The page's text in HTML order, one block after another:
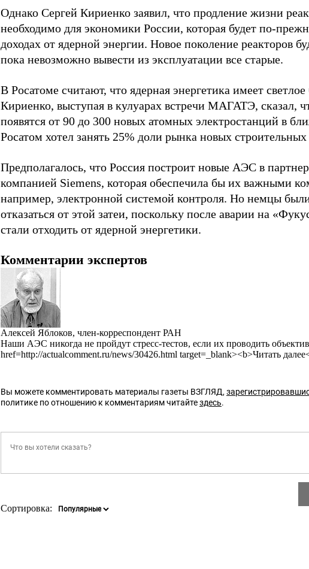
Однако Сергей Кириенко заявил, что продление жизни
необходимо для экономики России, которая будет по-
доходах от ядерной энергии. Новое поколение реакторов
пока невозможно вывести из эксплуатации все старые.
В Росатоме считают, что ядерная энергетика имеет
Кириенко, выступая в кулуарах встречи МАГАТЭ, сказал,
появятся от 90 до 300 новых атомных электростанций в
Росатом хотел занять 25% доли рынка новых строительных
Предполагалось, что Россия построит новые АЭС в
компанией Siemens, которая обеспечила бы их важными
например, электронной системой контроля. Но немцы
отказаться от этой затеи, поскольку после аварии на
стали отходить от ядерной энергетики.
Комментарии экспертов
Алексей Яблоков, член-корреспондент РАН
Наши АЭС никогда не пройдут стресс-тестов, если их проводить
href=http://actualcomment.ru/news/30426.html target=_blank><b>Читать
Вы можете комментировать материалы газеты ВЗГЛЯД,
политике по отношению к комментариям читайтездесь.
Сортировка: